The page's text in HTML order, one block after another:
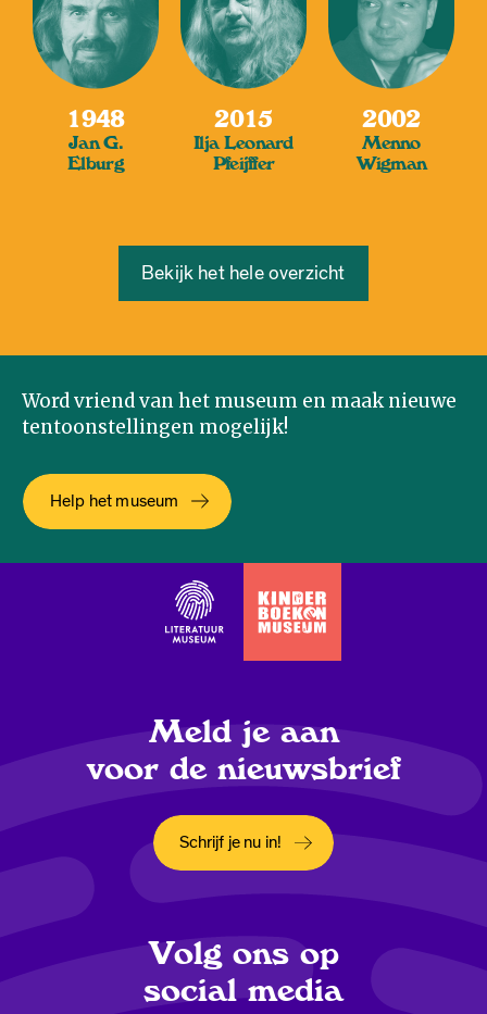
1948
Jan G.
Elburg
2015
Ilja Leonard
Pfeijffer
2002
Menno
Wigman
Bekijk het hele overzicht
Word vriend van het museum en maak nieuwe
tentoonstellingen mogelijk!
Help het museum
Meld je aan
voor de nieuwsbrief
Opent in een nieuw tabblad
Schrijf je nu in!
Volg ons op
social media